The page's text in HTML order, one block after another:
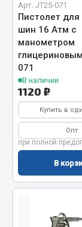
Рулевое
Тормозная
Весь раздел
Запчасти
Тормозная
Двигатель
Подвеска
Система
Система
Арт. JT25-071
Пистолет для
шин 16 Атм с
манометром
071
В наличии
1120 ₽
Купить в
Опт
при полной
В